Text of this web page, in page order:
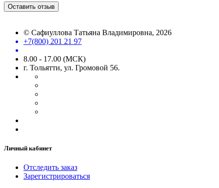
Оставить отзыв
© Сафиуллова Татьяна Владимировна, 2026
+7(800) 201 21 97
8.00 - 17.00 (МСК)
г. Тольятти, ул. Громовой 56.
Личный кабинет
Отследить заказ
Зарегистрироваться